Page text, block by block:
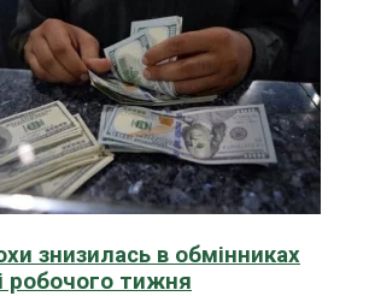
знизилась в обмінниках
робочого тижня